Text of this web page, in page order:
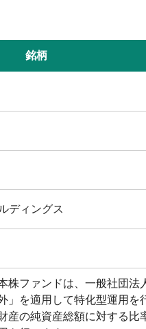
銘柄
ディングス
株ファンドは、一般社団
」を適用して特化型運用
産の純資産総額に対する